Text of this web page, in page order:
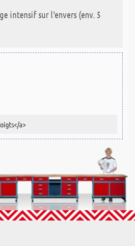
intensif sur l‘envers (env. 5